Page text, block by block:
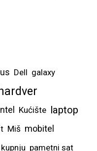
Dell galaxy
Kućište laptop
Miš mobitel
pametni sat